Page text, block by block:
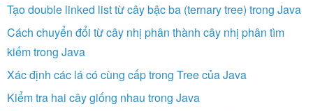
Tạo double linked list từ cây bậc ba (ternary tree) trong Java
Cách chuyển đổi từ cây nhị phân thành cây nhị phân tìm
kiếm trong Java
Xác định các lá có cùng cấp trong Tree của Java
Kiểm tra hai cây giống nhau trong Java